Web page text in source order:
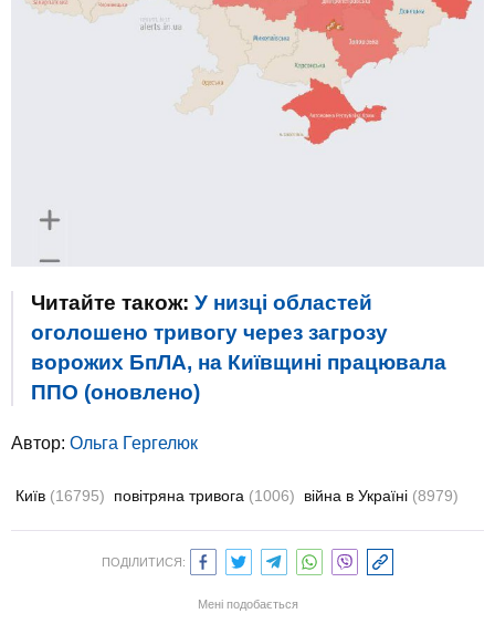
Читайте також: У низці областей
оголошено тривогу через загрозу
ворожих БпЛА, на Київщині працювала
ППО (оновлено)
Автор: Ольга Гергелюк
Київ (16795) повітряна тривога (1006) війна в Україні (8979)
ПОДІЛИТИСЯ:
Мені подобається